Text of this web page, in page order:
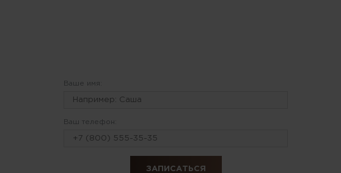
Ваше имя:
Ваш телефон: